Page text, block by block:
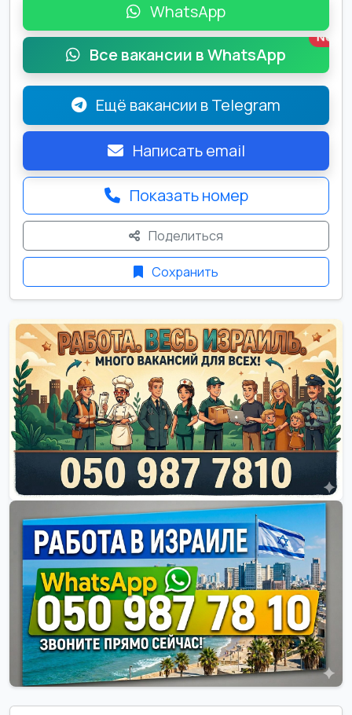
WhatsApp
Все вакансии в WhatsApp
New
Ещё вакансии в Telegram
Написать email
Показать номер
Поделиться
Сохранить